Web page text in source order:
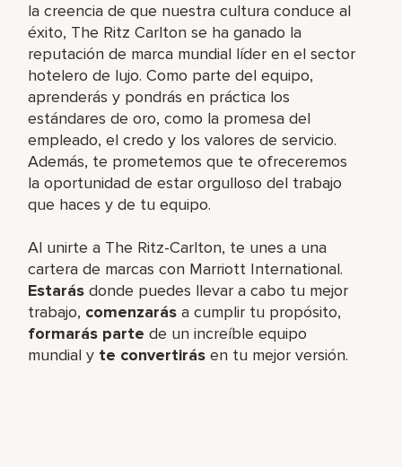
la creencia de que nuestra cultura conduce al
éxito, The Ritz Carlton se ha ganado la
reputación de marca mundial líder en el sector
hotelero de lujo. Como parte del equipo,
aprenderás y pondrás en práctica los
estándares de oro, como la promesa del
empleado, el credo y los valores de servicio.
Además, te prometemos que te ofreceremos
la oportunidad de estar orgulloso del trabajo
que haces y de tu equipo.
Al unirte a The Ritz-Carlton, te unes a una
cartera de marcas con Marriott International.
Estarás donde puedes llevar a cabo tu mejor
trabajo, comenzarás a cumplir tu propósito,
formarás parte de un increíble equipo
mundial y te convertirás en tu mejor versión.